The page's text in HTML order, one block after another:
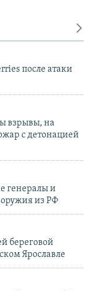
после атаки
взрывы, на
с детонацией
генералы и
из РФ
береговой
Ярославле